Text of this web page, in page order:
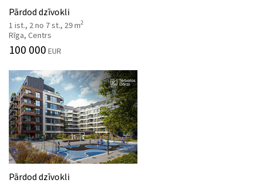
Pārdod dzīvokli
1 ist., 2 no 7 st., 29 m2
Rīga, Centrs
100 000 EUR
Pārdod dzīvokli